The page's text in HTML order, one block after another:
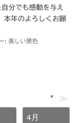
分でも感動を与え
本年のよろしくお願
: 美しい景色
▼ ≫
4月